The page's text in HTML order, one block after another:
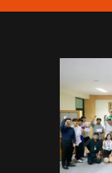
สมัครเรียน